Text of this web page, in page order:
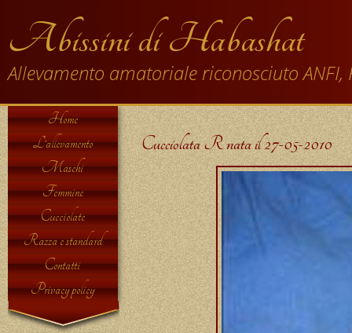
Abissini di Habashat
Allevamento amatoriale riconosciuto ANFI,
Cucciolata R nata il 27-05-2010
Home
L’allevamento
Maschi
Femmine
Cucciolate
Razza e standard
Contatti
Privacy policy